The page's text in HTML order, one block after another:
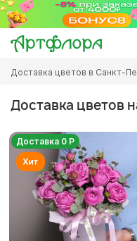
Перейти
основному
содержанию
Вы
здесь
Доставка цветов в Санкт-
Доставка цветов
Доставка 0 Р